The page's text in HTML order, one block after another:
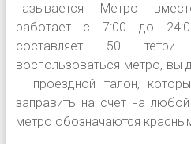
называется Метро
работает с 7:00 до
составляет 50
воспользоваться метро, вы
— проездной талон,
заправить на счет на
метро обозначаются